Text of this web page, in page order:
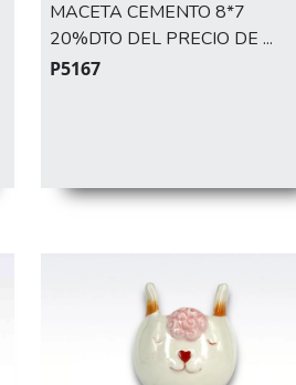
MACETA CEMENTO 8*7
20%DTO DEL PRECIO DE ...
P5167